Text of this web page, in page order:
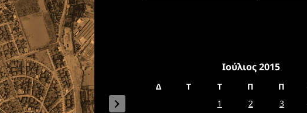
Ιούλιος 2015
Δ Τ Τ Π Π
1
2 3